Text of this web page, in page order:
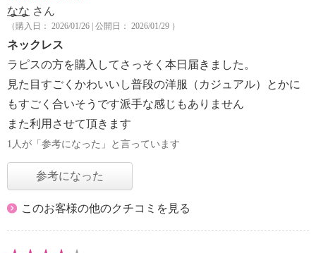
なな さん
（購入日： 2026/01/26 | 公開日： 2026/01/29 ）
ネックレス
ラピスの方を購入してさっそく本日届きました。
見た目すごくかわいいし普段の洋服（カジュアル）とかに
もすごく合いそうです派手な感じもありません
また利用させて頂きます
1人が「参考になった」と言っています
参考になった
このお客様の他のクチコミを見る